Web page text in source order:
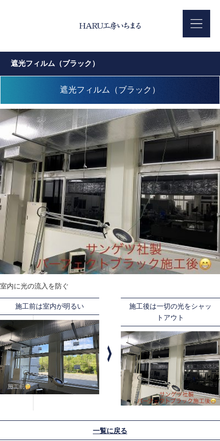
遮光フィルム（ブラック）
遮光フィルム（ブラック）
室内に光の流入を防ぐ
施工前は室内が明るい
施工後は一切の光をシャッ
トアウト
一覧に戻る